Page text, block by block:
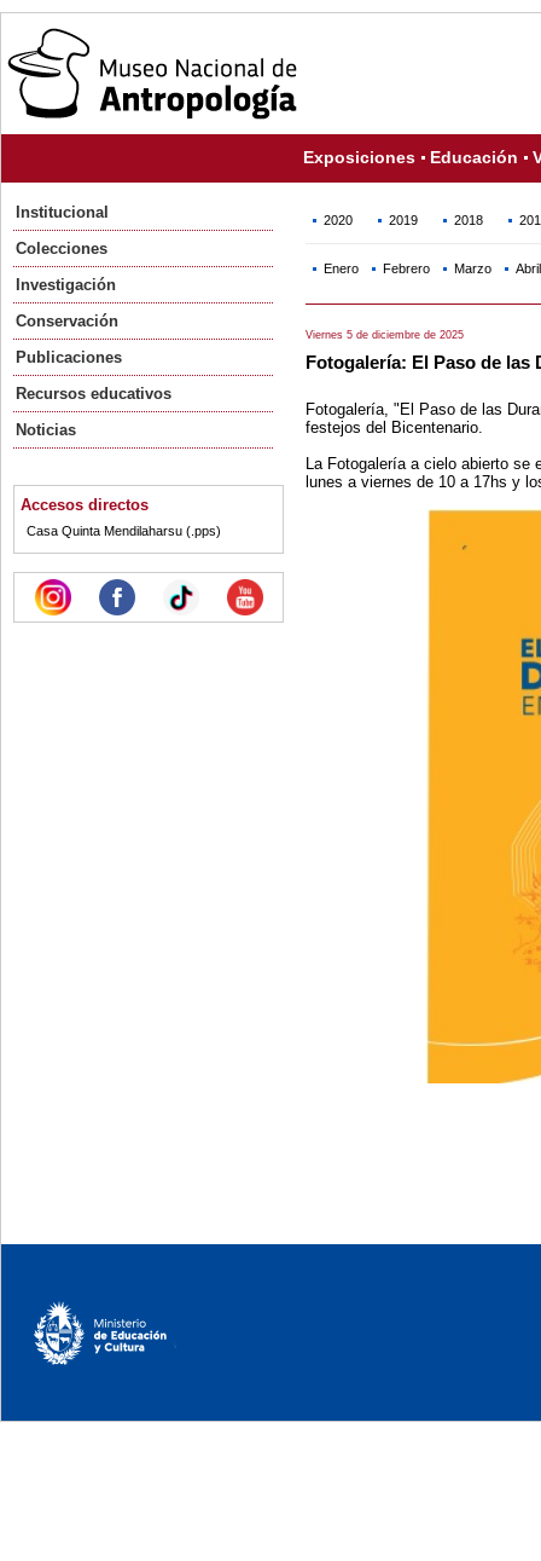
Exposiciones Educación
Institucional
Colecciones
Investigación
Conservación
Publicaciones
Recursos educativos
Noticias
Accesos directos
Casa Quinta Mendilaharsu (.pps)
2020 2019 2018
Enero Febrero Marzo Abril
Viernes 5 de diciembre de 2025
Fotogalería: El Paso de las
Fotogalería, "El Paso de las
festejos del Bicentenario.
La Fotogalería a cielo abierto se
lunes a viernes de 10 a 17hs y